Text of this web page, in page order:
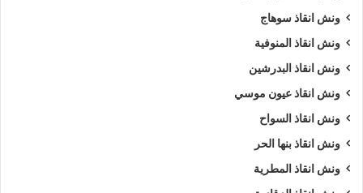
ونش انقاذ سوهاج
ونش انقاذ المنوفية
ونش انقاذ البدرشين
ونش انقاذ عيون موسي
ونش انقاذ السواح
ونش انقاذ بنها الحر
ونش انقاذ المطرية